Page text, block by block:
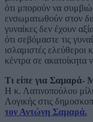
ότι μπορούν να
ενσωματωθούν στον
γυναίκες δεν έχουν
ότι σεβόμαστε τις
ισλαμιστές ελεύθεροι
κέντρα σε ακατοίκητα
Τι είπε για Σαμαρά-
Η κ. Λατινοπούλου
Λογικής στις
τον Αντώνη Σαμαρά.